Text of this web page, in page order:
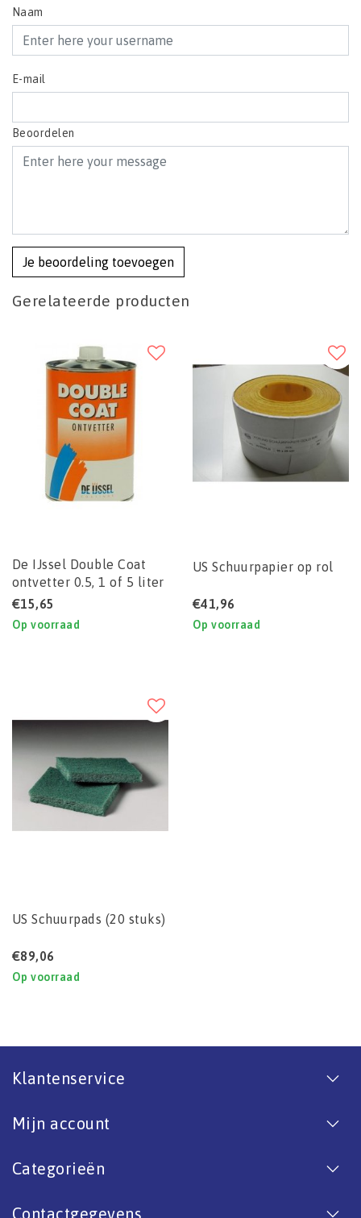
Naam
E-mail
Beoordelen
Je beoordeling toevoegen
Gerelateerde producten
De IJssel Double Coat
ontvetter 0.5, 1 of 5 liter
€15,65
Op voorraad
US Schuurpapier op rol
€41,96
Op voorraad
US Schuurpads (20 stuks)
€89,06
Op voorraad
Klantenservice
Mijn account
Categorieën
Contactgegevens